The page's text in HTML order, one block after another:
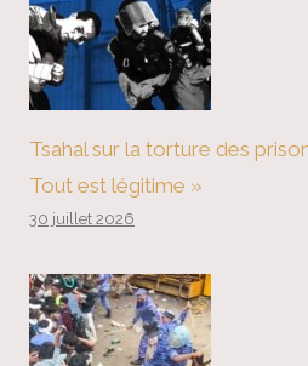
Tsahal sur la torture des
Tout est légitime »
30 juillet 2026